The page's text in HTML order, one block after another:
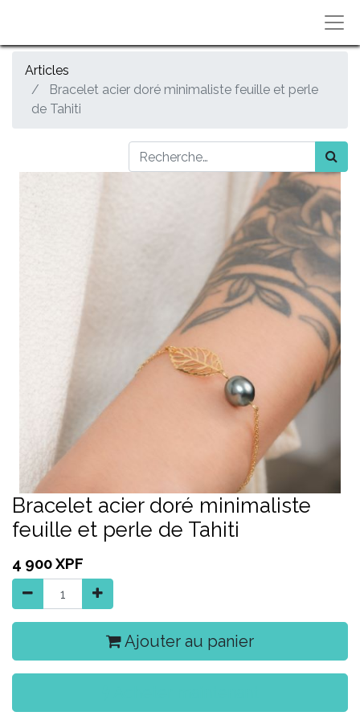
Articles
Bracelet acier doré minimaliste feuille et perle
de Tahiti
Bracelet acier doré minimaliste
feuille et perle de Tahiti
4 900XPF
Ajouter au panier